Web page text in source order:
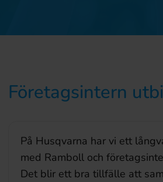
Företagsintern
Kursledaren Johan Sund från
under en heldag en
utbildning för våra